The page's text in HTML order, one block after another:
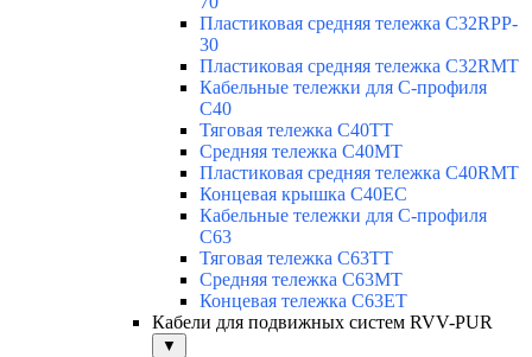
Пластиковая средняя тележка C32RPP-
30
Пластиковая средняя тележка C32RMT
Кабельные тележки для С-профиля
C40
Тяговая тележка C40TT
Средняя тележка C40MT
Пластиковая средняя тележка C40RMT
Концевая крышка C40EC
Кабельные тележки для С-профиля
C63
Тяговая тележка C63TT
Средняя тележка C63MT
Концевая тележка C63ET
Кабели для подвижных систем RVV-PUR
▼